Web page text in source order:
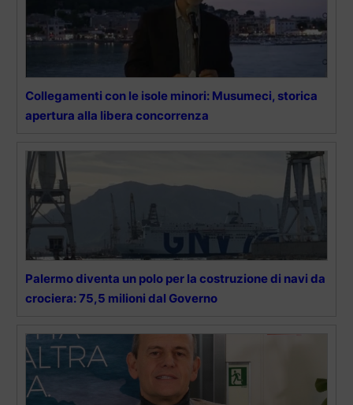
Collegamenti con le isole minori: Musumeci, storica
apertura alla libera concorrenza
Palermo diventa un polo per la costruzione di navi da
crociera: 75,5 milioni dal Governo